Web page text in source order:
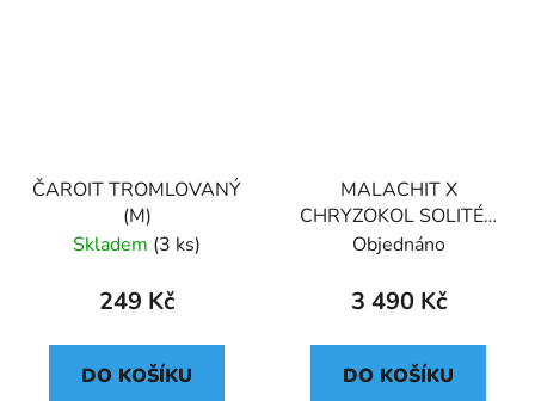
ČAROIT TROMLOVANÝ
(M)
Skladem (3 ks)
249 Kč
DO KOŠÍKU
MALACHIT X
CHRYZOKOL SOLITÉR
(XL) PREMIUM
Objednáno
3 490 Kč
DO KOŠÍKU